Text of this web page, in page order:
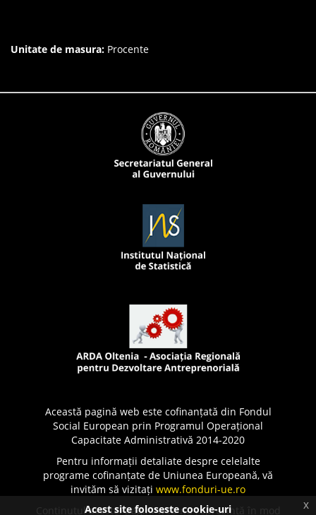
Unitate de masura: Procente
Această pagină web este cofinanțată din Fondul
Social European prin Programul Operațional
Capacitate Administrativă 2014-2020
Pentru informații detaliate despre celelalte
programe cofinanțate de Uniunea Europeană, vă
invităm să vizitați www.fonduri-ue.ro
Conținutul acestei pagini web nu reprezintă în mod
Acest site foloseste cookie-uri x